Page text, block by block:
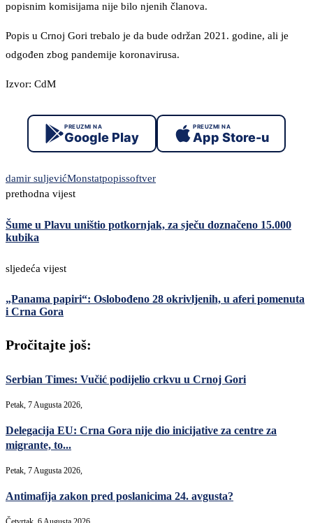
popisnim komisijama nije bilo njenih članova.
Popis u Crnoj Gori trebalo je da bude održan 2021. godine, ali je
odgođen zbog pandemije koronavirusa.
Izvor: CdM
PREUZMI NA
Google Play
PREUZMI NA
App Store-u
damir suljevićMonstatpopissoftver
prethodna vijest
Šume u Plavu uništio potkornjak, za sječu doznačeno 15.000
kubika
sljedeća vijest
„Panama papiri“: Oslobođeno 28 okrivljenih, u aferi pomenuta
i Crna Gora
Pročitajte još:
Serbian Times: Vučić podijelio crkvu u Crnoj Gori
Petak, 7 Augusta 2026,
Delegacija EU: Crna Gora nije dio inicijative za centre za
migrante, to...
Petak, 7 Augusta 2026,
Antimafija zakon pred poslanicima 24. avgusta?